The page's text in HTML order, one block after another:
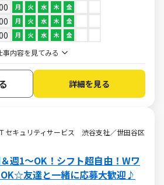
月 火 水 木 金
月 火 水 木 金
月 火 水 木 金
事内容を見てみる
詳細を見る
セキュリティサービス 渋谷支社／世田谷区
週1～OK！シフト超自由！Wワ
友達と一緒に応募大歓迎♪